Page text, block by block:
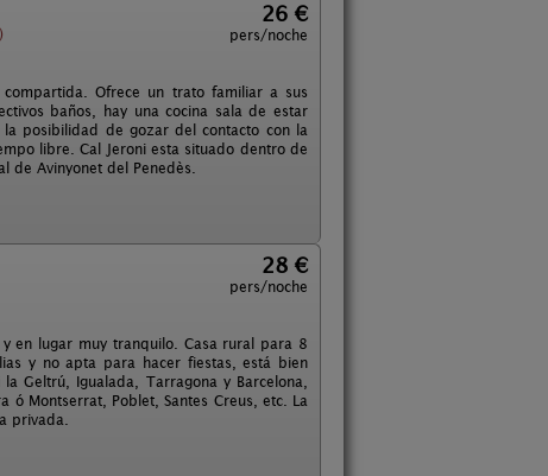
26 €
pers/noche
Ofrece un trato familiar a sus
baños, hay una cocina sala de estar
posibilidad de gozar del contacto con la
libre. Cal Jeroni esta situado dentro de
de Avinyonet del Penedès.
28 €
pers/noche
en lugar muy tranquilo. Casa rural para 8
y no apta para hacer fiestas, está bien
Geltrú, Igualada, Tarragona y Barcelona,
Montserrat, Poblet, Santes Creus, etc. La
privada.